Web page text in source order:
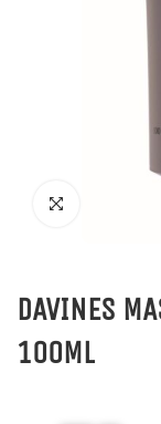
DAVINES
100ML